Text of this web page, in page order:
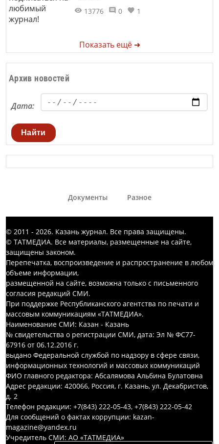
13776
0 1
Показать ещё ➜
Архив новостей
Дата:
Найти
Документы Разное
© 2011 - 2026. Казань журнал. Все права защищены.
© ТАТМЕДИА. Все материалы, размещенные на сайте,
защищены законом.
Перепечатка, воспроизведение и распространение в любом
объеме информации,
размещенной на сайте, возможна только с письменного
согласия редакций СМИ.
При поддержке Республиканского агентства по печати и
массовым коммуникациям «ТАТМЕДИА».
Наименование СМИ: Казан - Казань
№ свидетельства о регистрации СМИ, дата: Эл № ФС77-
67916 от 06.12.2016 г.
выдано Федеральной службой по надзору в сфере связи,
информационных технологий и массовых коммуникаций
ФИО главного редактора: Абсалямова Альбина Булатовна
Адрес редакции: 420066, Россия, г. Казань, ул. Декабристов,
д. 2
Телефон редакции: +7(843) 222-05-43, +7(843) 222-05-42
Для сообщений о фактах коррупции: kazan-
magazine@yandex.ru
Учредитель СМИ: АО «ТАТМЕДИА»